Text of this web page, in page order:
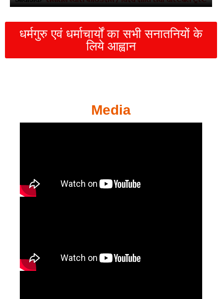
धर्मगुरु एवं धर्माचार्यों का सभी सनातनियों के
लिये आह्वान
Media